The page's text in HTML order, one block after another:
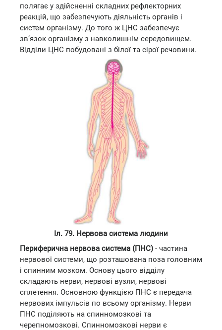
полягає у здійсненні складних рефлекторних
реакцій, що забезпечують діяльність органів і
систем організму. До того ж ЦНС забезпечує
зв’язок організму з навколишнім середовищем.
Відділи ЦНС побудовані з білої та сірої речовини.
Іл. 79. Нервова система людини
Периферична нервова система (ПНС) - частина
нервової системи, що розташована поза головним
і спинним мозком. Основу цього відділу
складають нерви, нервові вузли, нервові
сплетення. Основною функцією ПНС є передача
нервових імпульсів по всьому організму. Нерви
ПНС поділяють на спинномозкові та
черепномозкові. Спинномозкові нерви є